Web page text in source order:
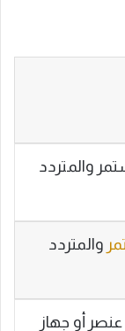
والمتردد
والمتردد
أو جهاز